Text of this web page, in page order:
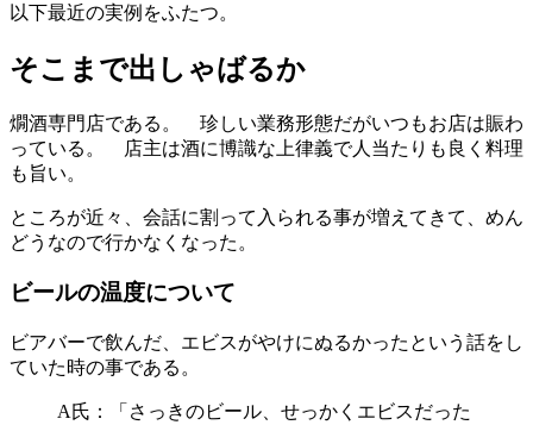
以下最近の実例をふたつ。
そこまで出しゃばるか
燗酒専門店である。 珍しい業務形態だがいつもお店は賑わ
っている。 店主は酒に博識な上律義で人当たりも良く料理
も旨い。
ところが近々、会話に割って入られる事が増えてきて、めん
どうなので行かなくなった。
ビールの温度について
ビアバーで飲んだ、エビスがやけにぬるかったという話をし
ていた時の事である。
A氏：「さっきのビール、せっかくエビスだった